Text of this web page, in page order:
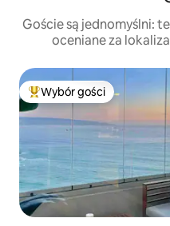
Goście są jednomyślni:
oceniane za
Najpopularniejsze z
Wybór gości